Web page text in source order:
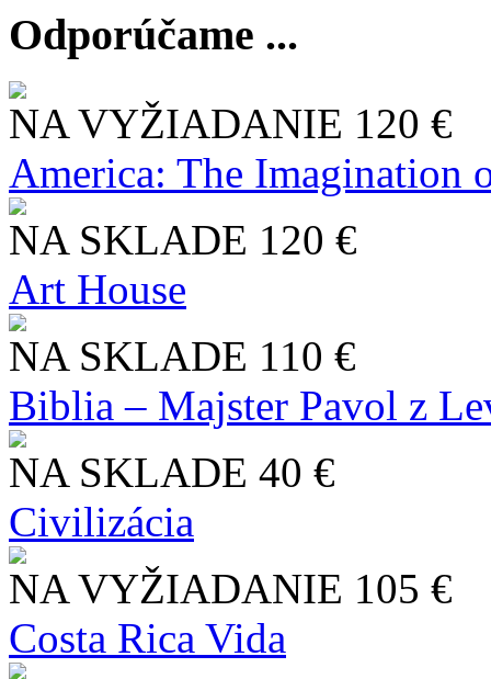
Odporúčame ...
NA VYŽIADANIE 120 €
America: The Imagination
NA SKLADE 120 €
Art House
NA SKLADE 110 €
Biblia – Majster Pavol z
NA SKLADE 40 €
Civilizácia
NA VYŽIADANIE 105 €
Costa Rica Vida